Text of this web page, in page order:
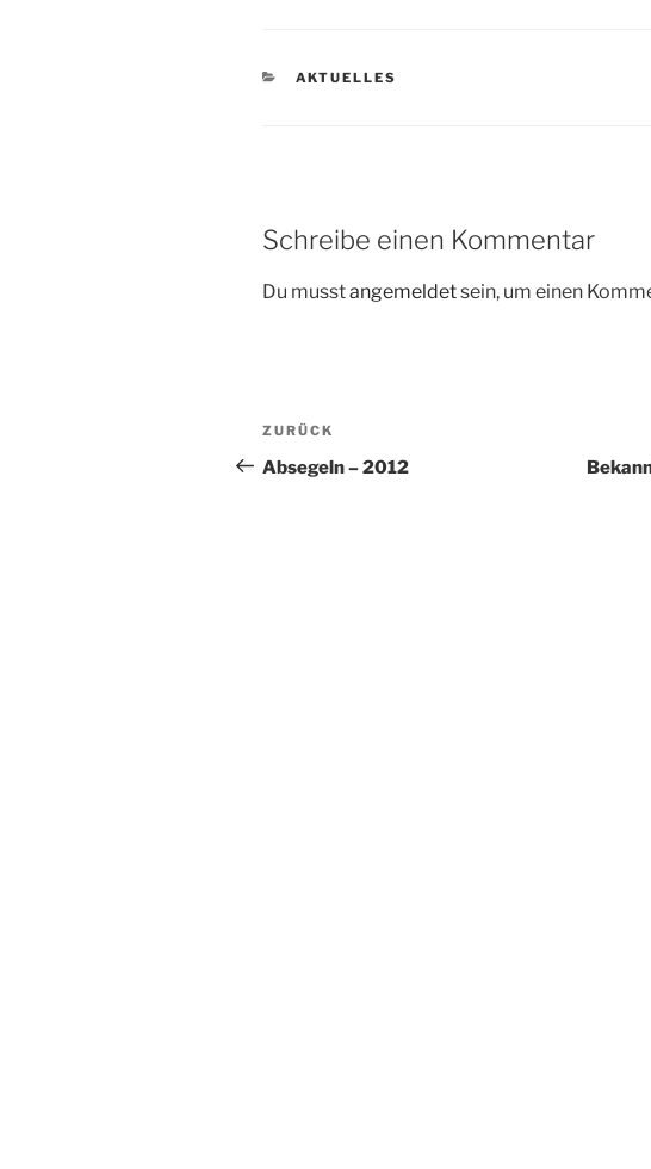
KATEGORIEN
AKTUELLES
Schreibe einen Kommentar
Du musstangemeldetsein, um einen
Beitragsnavigation
Vorheriger
Beitrag
ZURÜCK
Absegeln – 2012